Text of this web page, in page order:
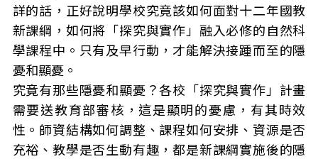
詳的話，正好說明學校究竟該如何面對十二年國教
新課綱，如何將「探究與實作」融入必修的自然科
學課程中。只有及早行動，才能解決接踵而至的隱
憂和顯憂。
究竟有那些隱憂和顯憂？各校「探究與實作」計畫
需要送教育部審核，這是顯明的憂慮，有其時效
性。師資結構如何調整、課程如何安排、資源是否
充裕、教學是否生動有趣，都是新課綱實施後的隱